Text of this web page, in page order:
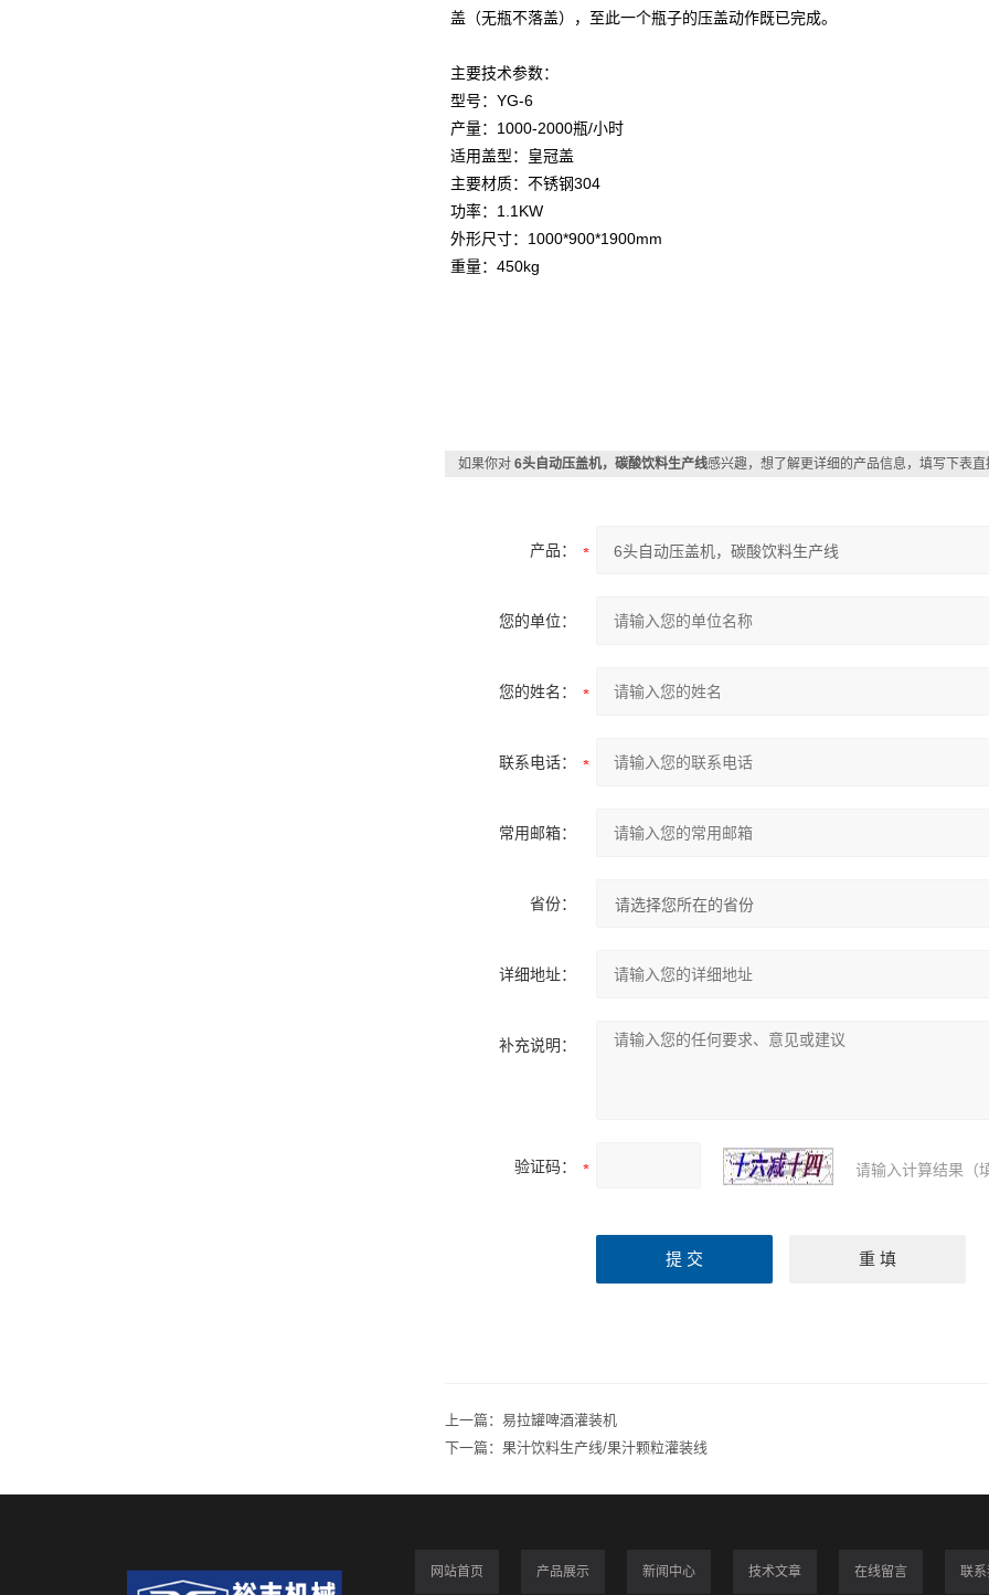
盖（无瓶不落盖），至此一个瓶子的压盖动作既已完成。
主要技术参数：
型号：YG-6
产量：1000-2000瓶/小时
适用盖型：皇冠盖
主要材质：不锈钢304
功率：1.1KW
外形尺寸：1000*900*1900mm
重量：450kg
如果你对 6头自动压盖机，碳酸饮料生产线感兴趣，想了解更详细的产品信息，填写下表直
产品：
您的单位：
您的姓名：
联系电话：
常用邮箱：
省份：
详细地址：
补充说明：
验证码： 请输入计算结果（
上一篇： 易拉罐啤酒灌装机
下一篇： 果汁饮料生产线/果汁颗粒灌装线
网站首页 产品展示 新闻中心 技术文章 在线留言 联系